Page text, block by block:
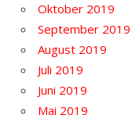
Oktober 2019
September 2019
August 2019
Juli 2019
Juni 2019
Mai 2019